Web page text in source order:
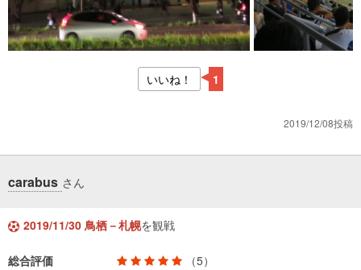
いいね！ 1
2019/12/08投稿
carabus さん
2019/11/30 鳥栖－札幌を観戦
総合評価 （5）